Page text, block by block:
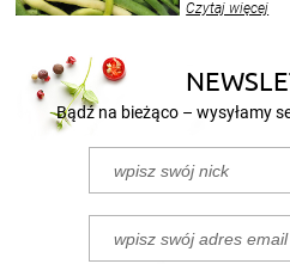
nasze
Czytaj więcej
Bądź na bieżąco – wysyłamy